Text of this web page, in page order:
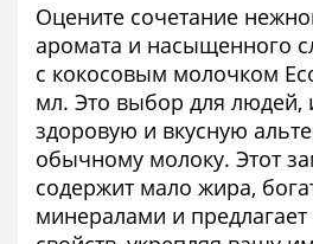
Оцените сочетание
аромата и насыщенного
с кокосовым молочком
мл. Это выбор для
здоровую и вкусную
обычному молоку. Этот
содержит мало жира,
минералами и